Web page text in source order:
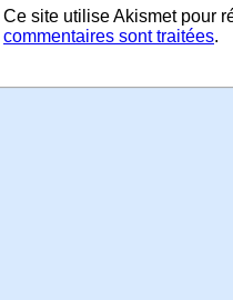
Ce site utilise Akismet pour
commentaires sont traitées.